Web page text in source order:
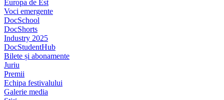
Europa de Est
Voci emergente
DocSchool
DocShorts
Industry 2025
DocStudentHub
Bilete și abonamente
Juriu
Premii
Echipa festivalului
Galerie media